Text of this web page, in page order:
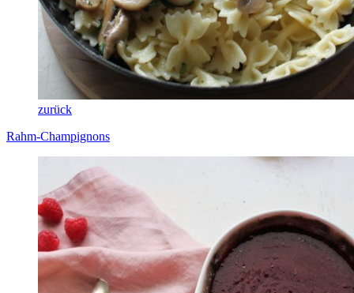
zurück
Rahm-Champignons